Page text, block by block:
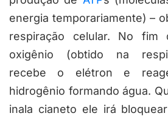
energia temporariamente) –
respiração celular. No fim
oxigênio (obtido na
recebe o elétron e
hidrogênio formando água.
inala cianeto ele irá